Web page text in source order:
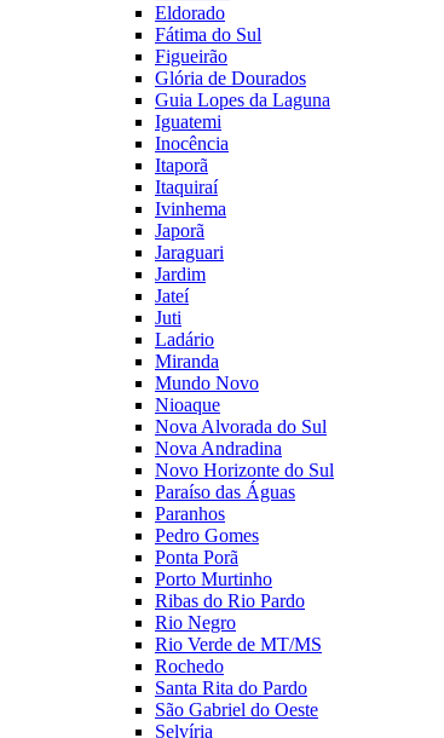
Eldorado
Fátima do Sul
Figueirão
Glória de Dourados
Guia Lopes da Laguna
Iguatemi
Inocência
Itaporã
Itaquiraí
Ivinhema
Japorã
Jaraguari
Jardim
Jateí
Juti
Ladário
Miranda
Mundo Novo
Nioaque
Nova Alvorada do Sul
Nova Andradina
Novo Horizonte do Sul
Paraíso das Águas
Paranhos
Pedro Gomes
Ponta Porã
Porto Murtinho
Ribas do Rio Pardo
Rio Negro
Rio Verde de MT/MS
Rochedo
Santa Rita do Pardo
São Gabriel do Oeste
Selvíria